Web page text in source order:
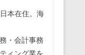
本在住。海
・会計事務
ィング業を